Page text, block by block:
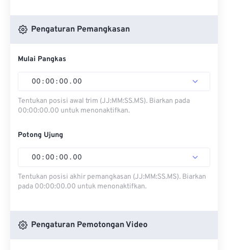
Pengaturan Pemangkasan
Mulai Pangkas
00 : 00 : 00 . 00
Tentukan posisi awal trim (JJ:MM:SS.MS). Biarkan pada
00:00:00.00 untuk menonaktifkan.
Potong Ujung
00 : 00 : 00 . 00
Tentukan posisi akhir pemangkasan (JJ:MM:SS.MS). Biarkan
pada 00:00:00.00 untuk menonaktifkan.
Pengaturan Pemotongan Video